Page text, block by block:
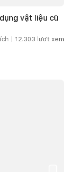
vật liệu cũ
| 12.303 lượt xem